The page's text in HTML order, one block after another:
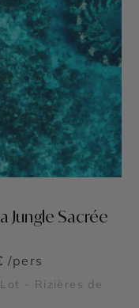
Jungle Sacrée
/pers
- Rizières de